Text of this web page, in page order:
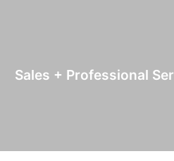
Sales + Professional